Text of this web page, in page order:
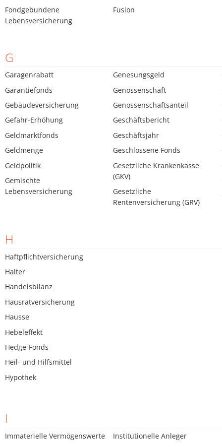
Fondgebundene
Lebensversicherung
Fusion
G
Garagenrabatt
Garantiefonds
Gebäudeversicherung
Gefahr-Erhöhung
Geldmarktfonds
Geldmenge
Geldpolitik
Gemischte
Lebensversicherung
Genesungsgeld
Genossenschaft
Genossenschaftsanteil
Geschäftsbericht
Geschäftsjahr
Geschlossene Fonds
Gesetzliche Krankenkasse
(GKV)
Gesetzliche
Rentenversicherung (GRV)
H
Haftpflichtversicherung
Halter
Handelsbilanz
Hausratversicherung
Hausse
Hebeleffekt
Hedge-Fonds
Heil- und Hilfsmittel
Hypothek
I
Immaterielle Vermögenswerte
Institutionelle Anleger